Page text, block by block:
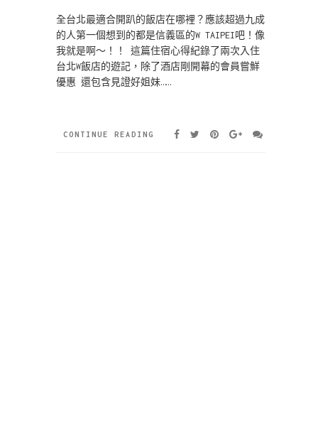
全台北最適合開趴的飯店在哪裡？應該超過九成
的人第一個想到的都是信義區的W TAIPEI吧！像
我就是啊～！！ 這篇住宿心得紀錄了兩次入住
台北W飯店的遊記，除了酒店剛開幕的會員嘗鮮
優惠 還包含見證好姐妹……
CONTINUE READING